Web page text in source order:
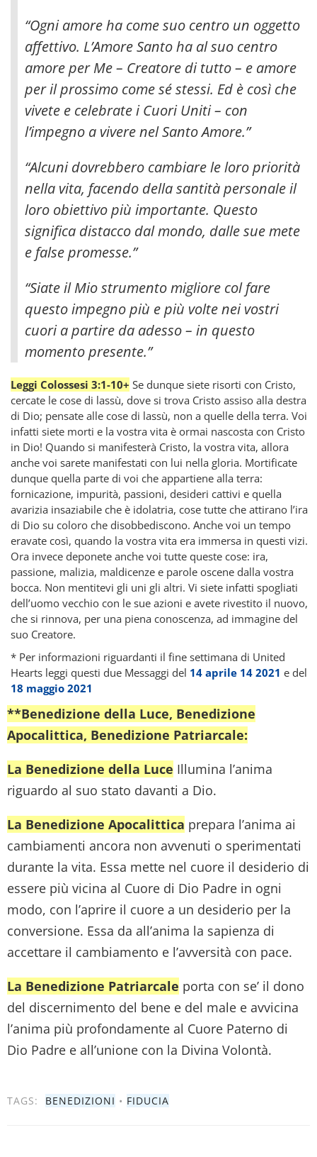
“Ogni amore ha come suo centro un oggetto
affettivo. L’Amore Santo ha al suo centro
amore per Me – Creatore di tutto – e amore
per il prossimo come sé stessi. Ed è così che
vivete e celebrate i Cuori Uniti – con
l’impegno a vivere nel Santo Amore.”
“Alcuni dovrebbero cambiare le loro priorità
nella vita, facendo della santità personale il
loro obiettivo più importante. Questo
significa distacco dal mondo, dalle sue mete
e false promesse.”
“Siate il Mio strumento migliore col fare
questo impegno più e più volte nei vostri
cuori a partire da adesso – in questo
momento presente.”
Leggi Colossesi 3:1-10+ Se dunque siete risorti con Cristo,
cercate le cose di lassù, dove si trova Cristo assiso alla destra
di Dio; pensate alle cose di lassù, non a quelle della terra. Voi
infatti siete morti e la vostra vita è ormai nascosta con Cristo
in Dio! Quando si manifesterà Cristo, la vostra vita, allora
anche voi sarete manifestati con lui nella gloria. Mortificate
dunque quella parte di voi che appartiene alla terra:
fornicazione, impurità, passioni, desideri cattivi e quella
avarizia insaziabile che è idolatria, cose tutte che attirano l’ira
di Dio su coloro che disobbediscono. Anche voi un tempo
eravate così, quando la vostra vita era immersa in questi vizi.
Ora invece deponete anche voi tutte queste cose: ira,
passione, malizia, maldicenze e parole oscene dalla vostra
bocca. Non mentitevi gli uni gli altri. Vi siete infatti spogliati
dell’uomo vecchio con le sue azioni e avete rivestito il nuovo,
che si rinnova, per una piena conoscenza, ad immagine del
suo Creatore.
* Per informazioni riguardanti il fine settimana di United
Hearts leggi questi due Messaggi del 14 aprile 14 2021 e del
18 maggio 2021
**Benedizione della Luce, Benedizione
Apocalittica, Benedizione Patriarcale:
La Benedizione della Luce Illumina l’anima
riguardo al suo stato davanti a Dio.
La Benedizione Apocalittica prepara l’anima ai
cambiamenti ancora non avvenuti o sperimentati
durante la vita. Essa mette nel cuore il desiderio di
essere più vicina al Cuore di Dio Padre in ogni
modo, con l’aprire il cuore a un desiderio per la
conversione. Essa da all’anima la sapienza di
accettare il cambiamento e l’avversità con pace.
La Benedizione Patriarcale porta con se’ il dono
del discernimento del bene e del male e avvicina
l’anima più profondamente al Cuore Paterno di
Dio Padre e all’unione con la Divina Volontà.
TAGS: BENEDIZIONI • FIDUCIA